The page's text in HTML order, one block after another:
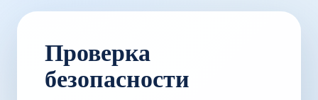
Проверка
безопасности